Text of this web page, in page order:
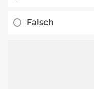
Falsch